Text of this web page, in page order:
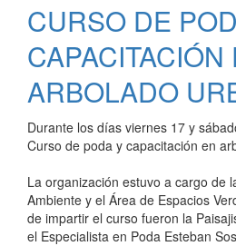
ABRIÓ
SUS
PUERTAS
A
LA
COMUNIDAD
CURSO DE
CAPACITACIÓN
ARBOLADO
Durante los días viernes 17 y
Curso de poda y capacitación en
La organización estuvo a cargo de
Ambiente y el Área de Espacios
de impartir el curso fueron la
el Especialista en Poda Esteban